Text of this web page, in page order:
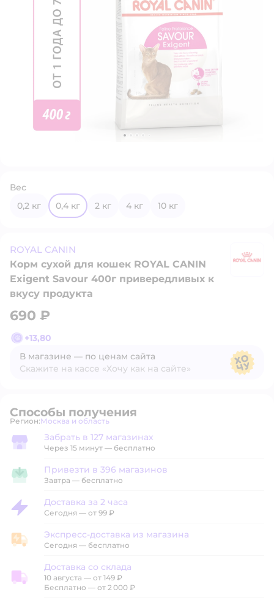
Вес
0,2 кг
0,4 кг 2 кг 4 кг 10 кг
ROYAL CANIN
Корм сухой для кошек ROYAL CANIN
Exigent Savour 400г привередливых к
вкусу продукта
690 ₽
+13,80
В магазине — по ценам сайта
Скажите на кассе «Хочу как на сайте»
Способы получения
Регион: Выбор адреса доставки.
Москва и область
Забрать в магазине
Забрать в 127 магазинах
Через 15 минут — бесплатно
Привезти в магазин
Привезти в 396 магазинов
Завтра — бесплатно
Доставка за 2 часа
Доставка за 2 часа
Сегодня — от 99 ₽
Экспресс-доставка из магазина
Экспресс-доставка из магазина
Сегодня — бесплатно
Доставка со склада
Доставка со склада
10 августа — от 149 ₽
Бесплатно — от 2 000 ₽